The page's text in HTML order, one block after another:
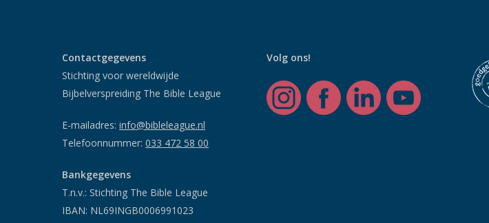
Contactgegevens
Stichting voor wereldwijde
Bijbelverspreiding The Bible League
E-mailadres: info@bibleleague.nl
Telefoonnummer: 033 472 58 00
Bankgegevens
T.n.v.: Stichting The Bible League
IBAN: NL69INGB0006991023
Volg ons!